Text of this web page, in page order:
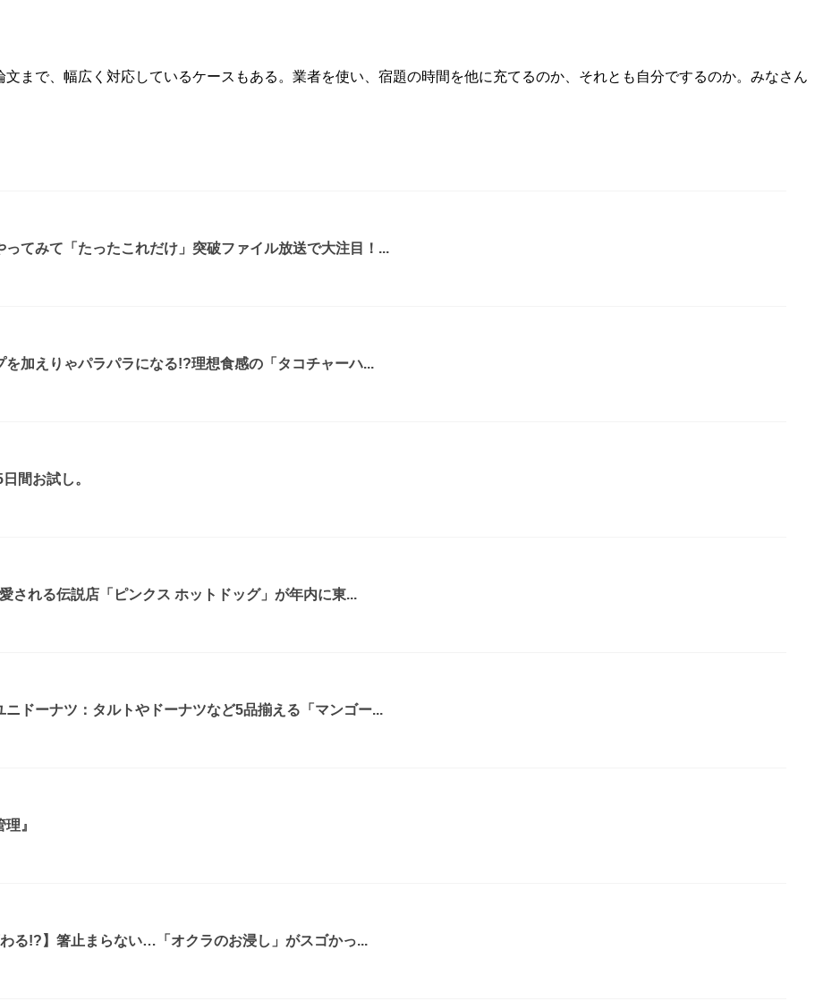
まで、幅広く対応しているケースもある。業者を使い、宿題の時間を他に充てるのか、それとも自分でするのか。みなさん
てみて「たったこれだけ」突破ファイル放送で大注目！...
を加えりゃパラパラになる!?理想食感の「タコチャーハ...
間お試し。
される伝説店「ピンクス ホットドッグ」が年内に東...
ドーナツ：タルトやドーナツなど5品揃える「マンゴー...
』
わる!?】箸止まらない…「オクラのお浸し」がスゴかっ...